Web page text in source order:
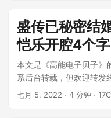
盛传已秘密结
恺乐开腔4个
本文是《高能电子贝子》
系后台转载，但欢迎转发
妹“；《建凯乐》突然被港
七月 5, 2022 · 4 分钟 ·